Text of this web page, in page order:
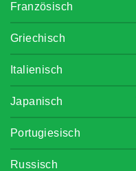
Französisch
Griechisch
Italienisch
Japanisch
Portugiesisch
Russisch